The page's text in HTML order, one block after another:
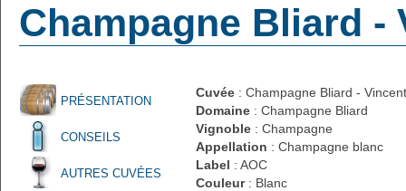
Champagne Bliard -
PRÉSENTATION
CONSEILS
AUTRES CUVÉES
Cuvée : Champagne Bliard -
Domaine : Champagne Bliard
Vignoble : Champagne
Appellation : Champagne blanc
Label : AOC
Couleur: Blanc